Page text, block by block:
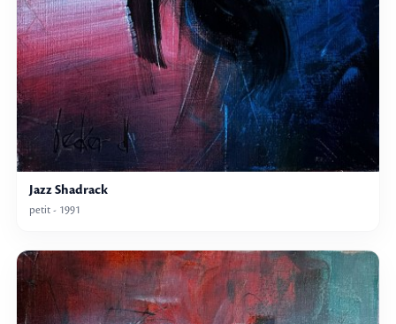
Jazz Shadrack
petit - 1991